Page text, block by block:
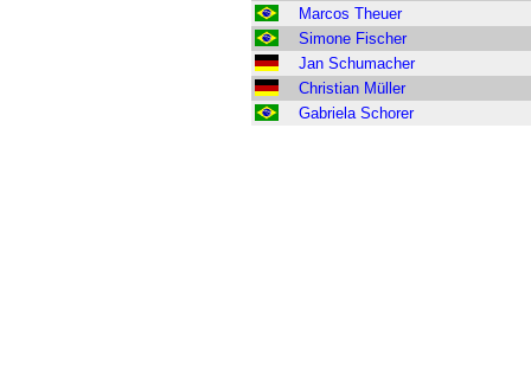
Marcos Theuer
Simone Fischer
Jan Schumacher
Christian Müller
Gabriela Schorer